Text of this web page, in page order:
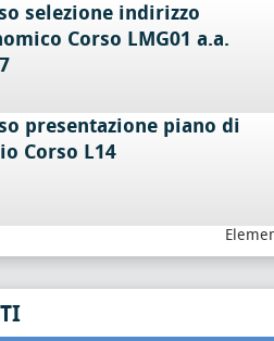
selezione indirizzo
Corso LMG01 a.a.
presentazione piano di
Corso L14